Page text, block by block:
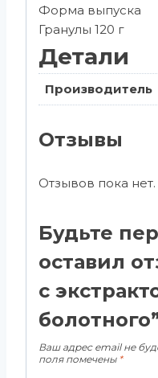
Форма выпуска
Гранулы 120 г
Детали
Производитель
Отзывы
Отзывов пока нет.
Будьте
оставил
с
Ваш адрес email не
поля помечены *